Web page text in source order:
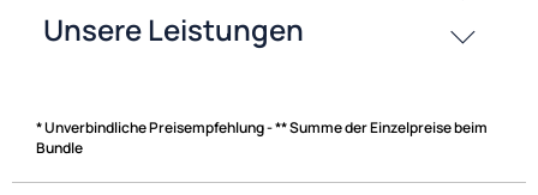
* Unverbindliche Preisempfehlung - ** Summe der Einzelpreise beim
Bundle